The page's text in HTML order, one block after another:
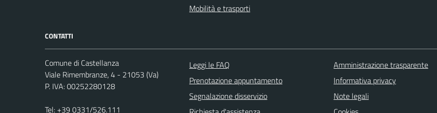
Mobilità e trasporti
CONTATTI
Comune di Castellanza
Viale Rimembranze, 4 - 21053 (Va)
P. IVA: 00252280128
Tel: +39 0331/526.111
Leggi le FAQ
Prenotazione appuntamento
Segnalazione disservizio
Amministrazione trasparente
Informativa privacy
Note legali